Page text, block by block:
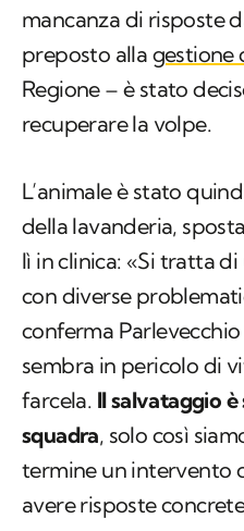
mancanza di risposte
preposto alla gestione
Regione – è stato
recuperare la volpe.
L’animale è stato
della lavanderia,
lì in clinica: «Si tratta
con diverse
conferma
sembra in pericolo di
farcela. Il salvataggio
squadra, solo così
termine un intervento
avere risposte